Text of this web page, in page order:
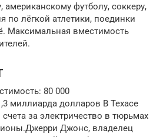
американскому футболу, соккеру,
по лёгкой атлетики, поединки
Максимальная вместимость
80 000
миллиарда долларов В Техасе
за электричество в тюрьмах
Джонс, владелец